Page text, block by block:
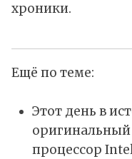
хроники.
Ещё по теме:
Этот день в
процессор